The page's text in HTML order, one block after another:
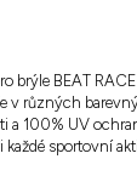
brýle BEAT
v různých
a 100% UV
sportovní